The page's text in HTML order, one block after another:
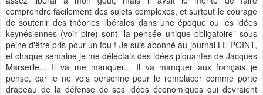
comprendre facilement des sujets complexes, et surtout le courage
de soutenir des théories libérales dans une époque ou les idées
keynésiennes (voir pire) sont "la pensée unique obligatoire" sous
peine d'être pris pour un fou ! Je suis abonné au journal LE POINT,
et chaque semaine je me délectais des idées piquantes de Jacques
Marseille... Il va me manquer... Il va manquer aux français je
pense, car je ne vois personne pour le remplacer comme porte
drapeau de la défense de ses idées économiques qui devraient